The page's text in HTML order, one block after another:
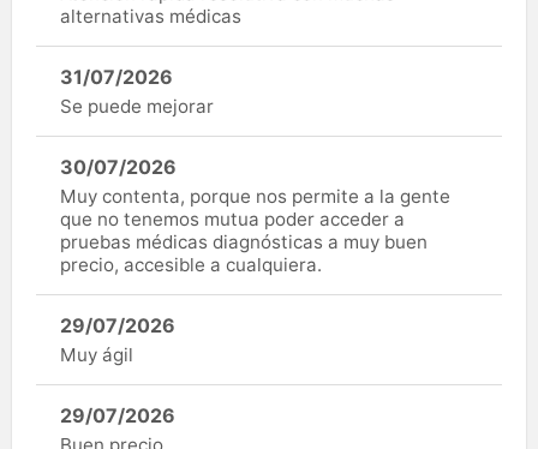
alternativas médicas
31/07/2026
Se puede mejorar
30/07/2026
Muy contenta, porque nos permite a la gente
que no tenemos mutua poder acceder a
pruebas médicas diagnósticas a muy buen
precio, accesible a cualquiera.
29/07/2026
Muy ágil
29/07/2026